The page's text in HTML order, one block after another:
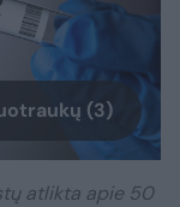
(3)
atlikta apie 50